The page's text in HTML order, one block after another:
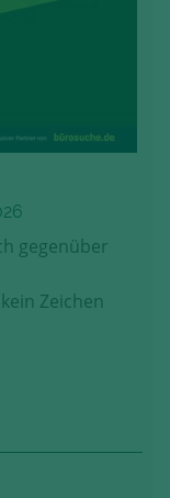
gegenüber
Zeichen